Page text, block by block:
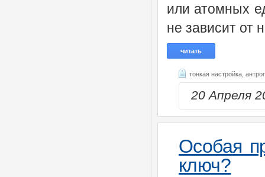
или атомных
не зависит от
читать
тонкая настройка,
20 Апреля
Особая
ключ?